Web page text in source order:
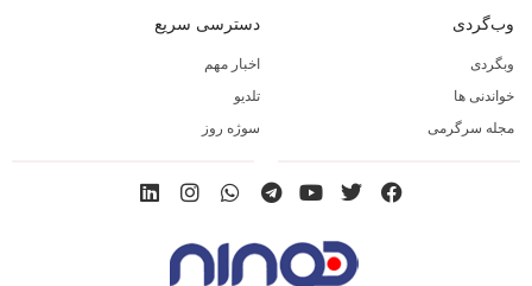
وب‌گردی
وبگردی
خواندنی ها
مجله سرگرمی
دسترسی سریع
اخبار مهم
تلدیو
سوژه روز